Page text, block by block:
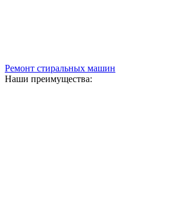
Ремонт стиральных машин
Наши преимущества: